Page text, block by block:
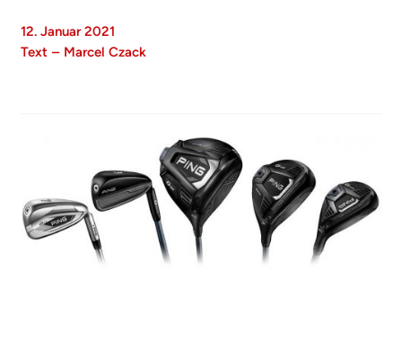
12. Januar 2021
Text – Marcel Czack